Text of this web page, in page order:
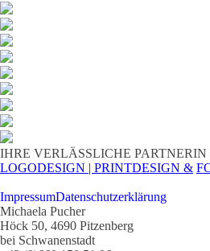
IHRE VERLÄSSLICHE PARTNERIN
LOGODESIGN | PRINTDESIGN &
ImpressumDatenschutzerklärung
Michaela Pucher
Höck 50, 4690 Pitzenberg
bei Schwanenstadt